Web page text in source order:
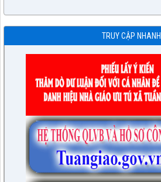
TRUY CẬP NHANH